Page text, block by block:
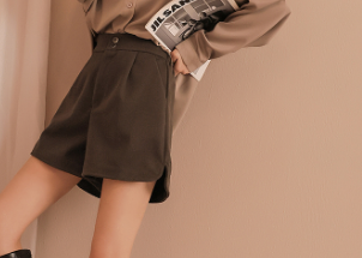
付」時，將依據個別帳號之用戶狀況，依本公司即
度；若仍有額度不足之情形，本公司將視審查結果
號或使用他人資訊註冊。若發現惡意使用之情形，
有權停止該用戶之使用額度並採取法律行動。
含以上)免運費